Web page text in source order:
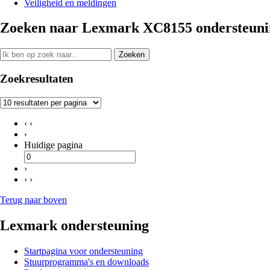
Veiligheid en meldingen
Zoeken naar Lexmark XC8155
Zoeken
Zoekresultaten
‹ ‹
‹
Huidige pagina
›
› ›
Terug naar boven
Lexmark ondersteuning
Startpagina voor ondersteuning
Stuurprogramma's en downloads